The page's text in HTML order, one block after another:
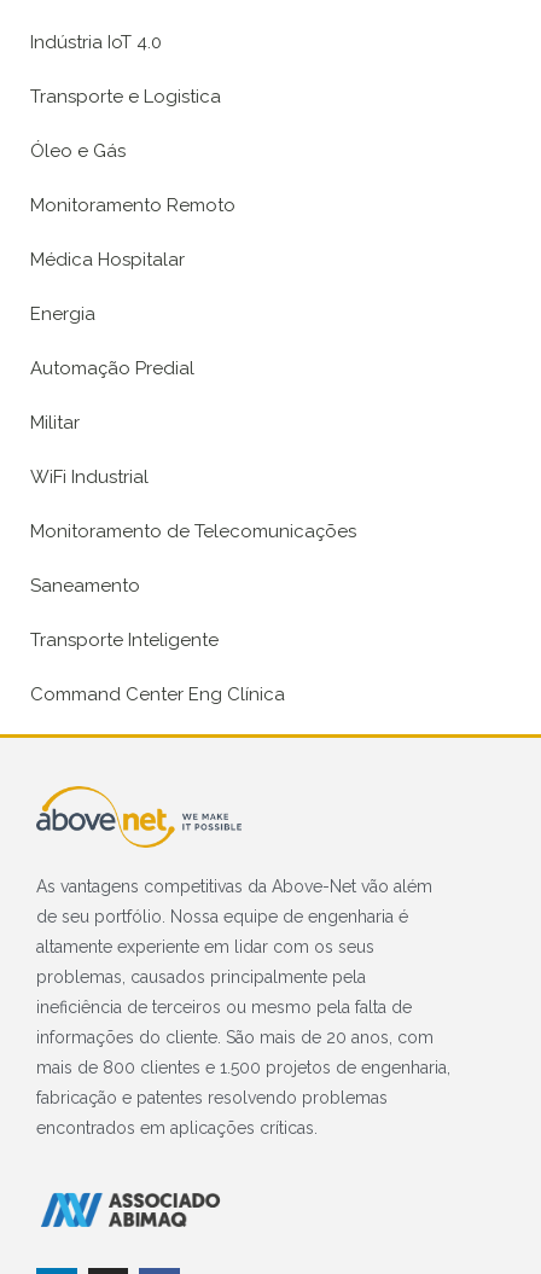
Indústria IoT 4.0
Transporte e Logistica
Óleo e Gás
Monitoramento Remoto
Médica Hospitalar
Energia
Automação Predial
Militar
WiFi Industrial
Monitoramento de Telecomunicações
Saneamento
Transporte Inteligente
Command Center Eng Clínica
As vantagens competitivas da Above-Net vão além
de seu portfólio. Nossa equipe de engenharia é
altamente experiente em lidar com os seus
problemas, causados principalmente pela
ineficiência de terceiros ou mesmo pela falta de
informações do cliente. São mais de 20 anos, com
mais de 800 clientes e 1.500 projetos de engenharia,
fabricação e patentes resolvendo problemas
encontrados em aplicações críticas.